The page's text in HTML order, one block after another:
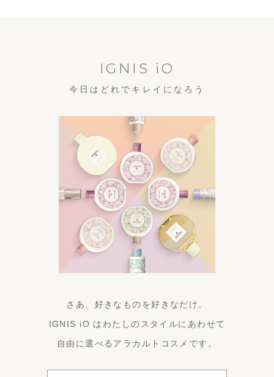
IGNIS iO
今日はどれでキレイになろう
さあ、好きなものを好きなだけ。
IGNIS iO はわたしのスタイルにあわせて
自由に選べるアラカルトコスメです。